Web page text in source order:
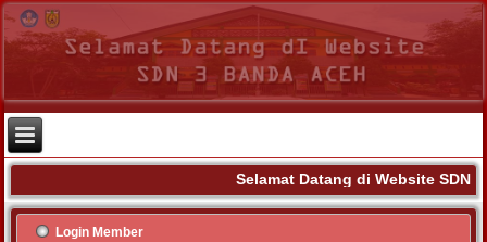
Selamat Datang di Website SDN
Login Member